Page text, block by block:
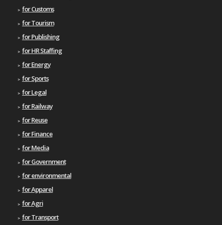
for Customs
for Tourism
for Publishing
for HR Staffing
for Energy
for Sports
for Legal
for Railway
for Reuse
for Finance
for Media
for Government
for environmental
for Apparel
for Agri
for Transport